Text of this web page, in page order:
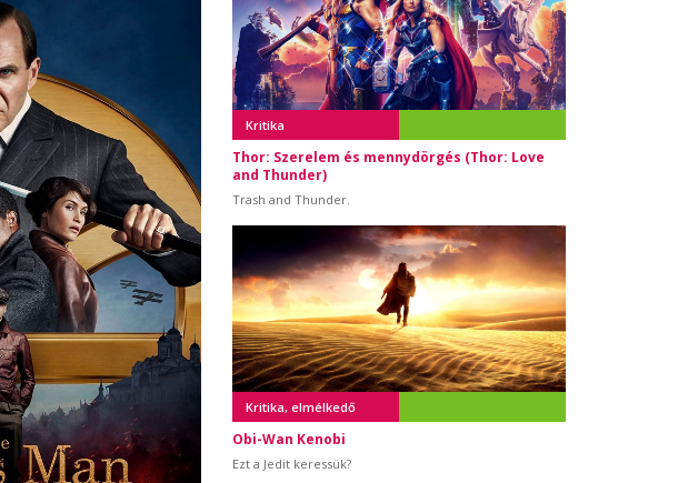
Kritika
Thor: Szerelem és mennydörgés (Thor: Love
and Thunder)
Trash and Thunder.
Kritika, elmélkedő
Obi-Wan Kenobi
Ezt a Jedit keressük?